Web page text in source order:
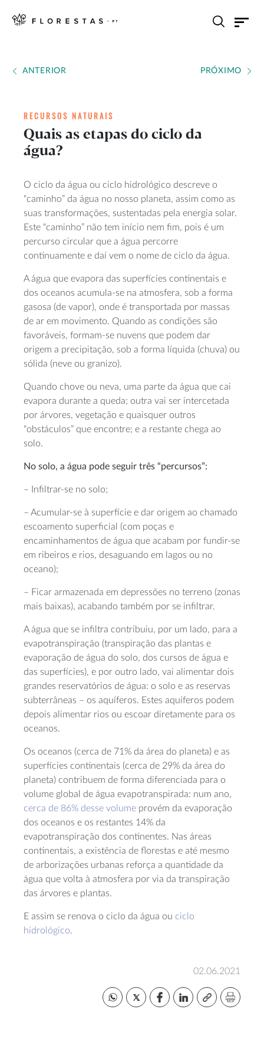
ANTERIOR PRÓXIMO
RECURSOS NATURAIS
Quais as etapas do ciclo da
água?
O ciclo da água ou ciclo hidrológico descreve o
“caminho” da água no nosso planeta, assim como as
suas transformações, sustentadas pela energia solar.
Este “caminho” não tem início nem fim, pois é um
percurso circular que a água percorre
continuamente e daí vem o nome de ciclo da água.
A água que evapora das superfícies continentais e
dos oceanos acumula-se na atmosfera, sob a forma
gasosa (de vapor), onde é transportada por massas
de ar em movimento. Quando as condições são
favoráveis, formam-se nuvens que podem dar
origem a precipitação, sob a forma líquida (chuva) ou
sólida (neve ou granizo).
Quando chove ou neva, uma parte da água que cai
evapora durante a queda; outra vai ser intercetada
por árvores, vegetação e quaisquer outros
“obstáculos” que encontre; e a restante chega ao
solo.
No solo, a água pode seguir três “percursos”:
– Infiltrar-se no solo;
– Acumular-se à superfície e dar origem ao chamado
escoamento superficial (com poças e
encaminhamentos de água que acabam por fundir-se
em ribeiros e rios, desaguando em lagos ou no
oceano);
– Ficar armazenada em depressões no terreno (zonas
mais baixas), acabando também por se infiltrar.
A água que se infiltra contribuiu, por um lado, para a
evapotranspiração (transpiração das plantas e
evaporação de água do solo, dos cursos de água e
das superfícies), e por outro lado, vai alimentar dois
grandes reservatórios de água: o solo e as reservas
subterrâneas – os aquíferos. Estes aquíferos podem
depois alimentar rios ou escoar diretamente para os
oceanos.
Os oceanos (cerca de 71% da área do planeta) e as
superfícies continentais (cerca de 29% da área do
planeta) contribuem de forma diferenciada para o
volume global de água evapotranspirada: num ano,
cerca de 86% desse volume provém da evaporação
dos oceanos e os restantes 14% da
evapotranspiração dos continentes. Nas áreas
continentais, a existência de florestas e até mesmo
de arborizações urbanas reforça a quantidade da
água que volta à atmosfera por via da transpiração
das árvores e plantas.
E assim se renova o ciclo da água ou ciclo
hidrológico.
02.06.2021